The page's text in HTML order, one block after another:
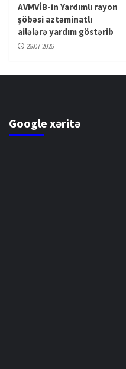
AVMVİB-in Yardımlı rayon
şöbəsi aztəminatlı
ailələrə yardım göstərib
26.07.2026
Google xəritə